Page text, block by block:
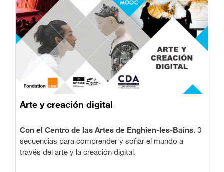
Arte y creación digital
Con el Centro de las Artes de Enghien-les-Bains. 3
secuencias para comprender y soñar el mundo a
través del arte y la creación digital.